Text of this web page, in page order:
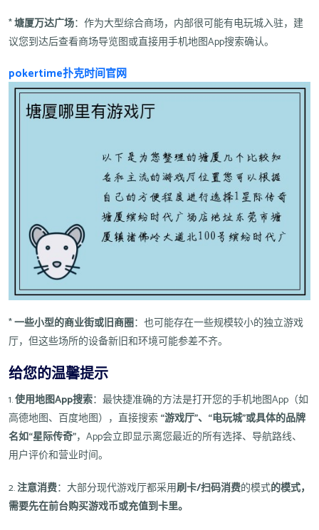
*塘厦万达广场：作为大型综合商场，内部很可能有电玩城入驻，建
议您到达后查看商场导览图或直接用手机地图App搜索确认。
pokertime扑克时间官网
*一些小型的商业街或旧商圈：也可能存在一些规模较小的独立游戏
厅，但这些场所的设备新旧和环境可能参差不齐。
给您的温馨提示
1.使用地图App搜索：最快捷准确的方法是打开您的手机地图App（如
高德地图、百度地图），直接搜索 “游戏厅”、“电玩城”或具体的品牌
名如“星际传奇”，App会立即显示离您最近的所有选择、导航路线、
用户评价和营业时间。
2.注意消费：大部分现代游戏厅都采用刷卡/扫码消费的模式的模式，
需要先在前台购买游戏币或充值到卡里。